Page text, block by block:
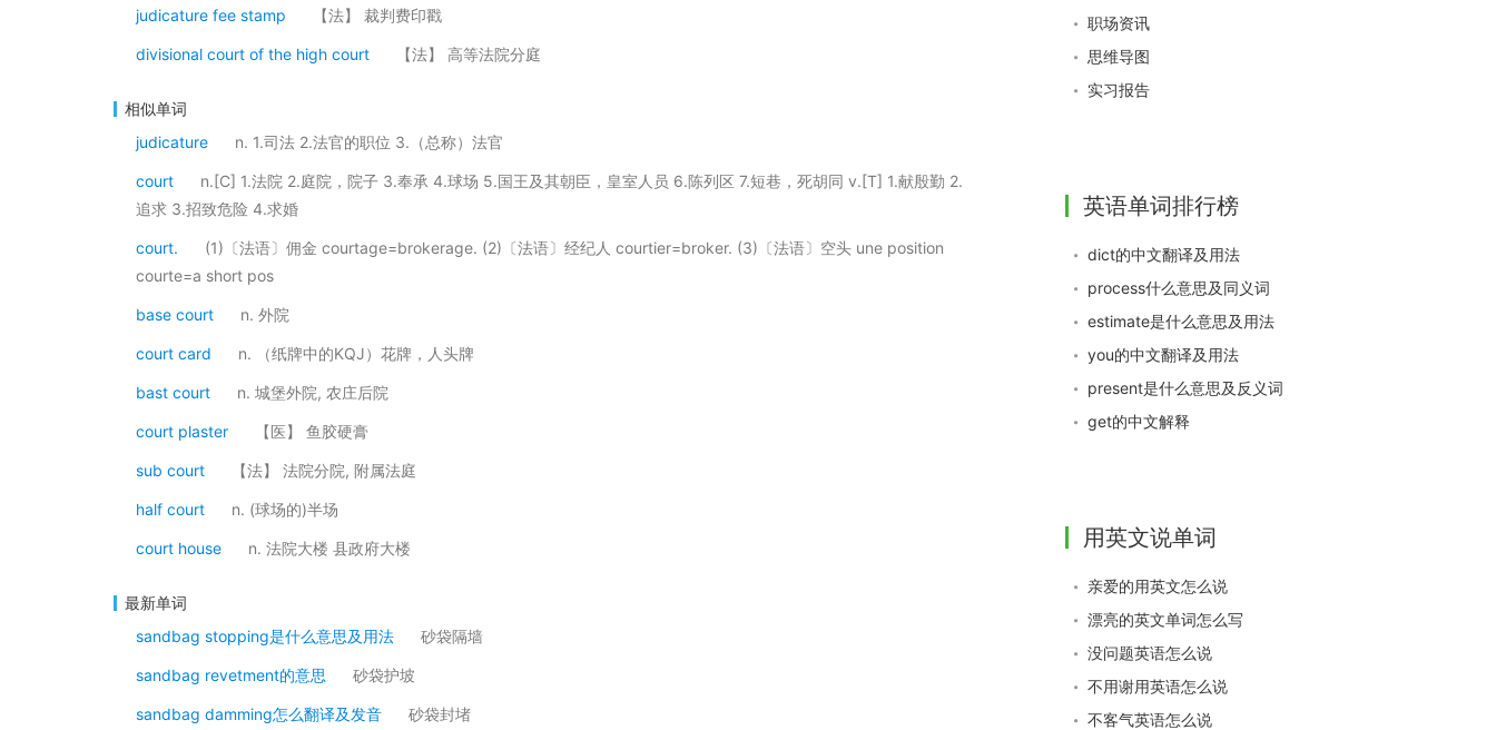
judicature fee stamp 【法】 裁判费印戳
divisional court of the high court 【法】 高等法院分庭
相似单词
judicature
n. 1.司法 2.法官的职位 3.（总称）法官
court
n.[C] 1.法院 2.庭院，院子 3.奉承 4.球场 5.国王及其朝臣，皇室人员 6.陈列区 7.短巷，死胡同 v.[T] 1.献殷勤 2.
追求 3.招致危险 4.求婚
court.
(1)〔法语〕佣金 courtage=brokerage. (2)〔法语〕经纪人 courtier=broker. (3)〔法语〕空头 une position
courte=a short pos
base court n. 外院
court card n. （纸牌中的KQJ）花牌，人头牌
bast court n. 城堡外院, 农庄后院
court plaster 【医】 鱼胶硬膏
sub court 【法】 法院分院, 附属法庭
half court n. (球场的)半场
court house n. 法院大楼 县政府大楼
最新单词
sandbag stopping是什么意思及用法
砂袋隔墙
sandbag revetment的意思 砂袋护坡
sandbag damming怎么翻译及发音 砂袋封堵
职场资讯
思维导图
实习报告
英语单词排行榜
dict的中文翻译及用法
process什么意思及同义词
estimate是什么意思及用法
you的中文翻译及用法
present是什么意思及反义词
get的中文解释
用英文说单词
亲爱的用英文怎么说
漂亮的英文单词怎么写
没问题英语怎么说
不用谢用英语怎么说
不客气英语怎么说